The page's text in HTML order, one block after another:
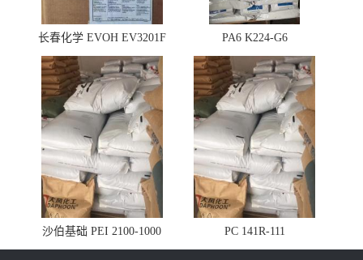
长春化学 EVOH EV3201F PA6 K224-G6
沙伯基础 PEI 2100-1000 PC 141R-111